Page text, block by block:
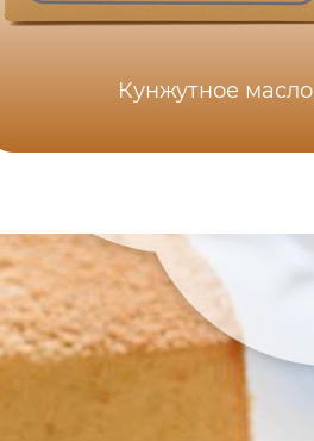
Кунжутное масло